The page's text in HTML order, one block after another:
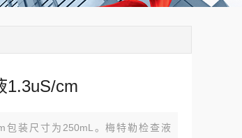
1.3uS/cm
包装尺寸为250mL。梅特勒检查液